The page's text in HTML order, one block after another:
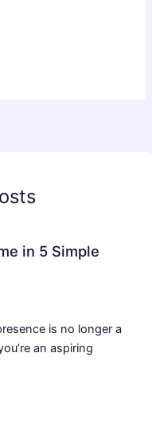
in 5 Simple
is no longer a
an aspiring